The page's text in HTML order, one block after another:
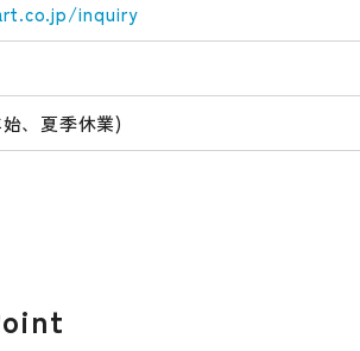
inquiry
、夏季休業)